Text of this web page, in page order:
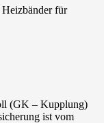
Heizbänder für
(GK – Kupplung)
ist vom